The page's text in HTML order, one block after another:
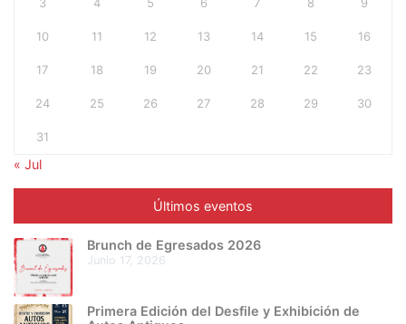
10 11 12 13 14 15 16
17 18 19 20 21 22 23
24 25 26 27 28 29 30
31
« Jul
Últimos eventos
Brunch de Egresados 2026
junio 17, 2026
Primera Edición del Desfile y Exhibición de